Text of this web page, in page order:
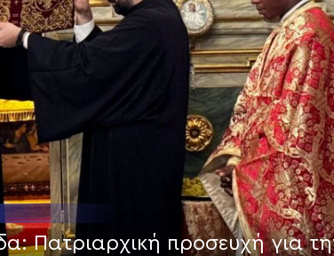
Πατριαρχική προσευχή για